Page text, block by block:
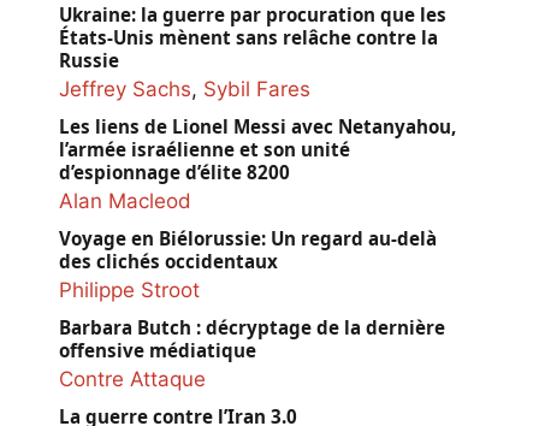
Ukraine: la guerre par procuration que les
États-Unis mènent sans relâche contre la
Russie
Jeffrey Sachs, Sybil Fares
Les liens de Lionel Messi avec Netanyahou,
l’armée israélienne et son unité
d’espionnage d’élite 8200
Alan Macleod
Voyage en Biélorussie: Un regard au-delà
des clichés occidentaux
Philippe Stroot
Barbara Butch : décryptage de la dernière
offensive médiatique
Contre Attaque
La guerre contre l’Iran 3.0